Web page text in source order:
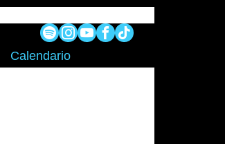
Calendario